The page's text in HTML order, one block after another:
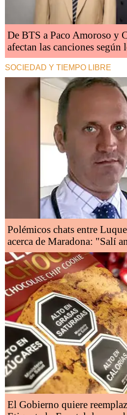
De BTS a Paco Amoroso y
afectan las canciones según
SOCIEDAD Y TIEMPO LIBRE
Polémicos chats entre
acerca de Maradona: "Salí
El Gobierno quiere